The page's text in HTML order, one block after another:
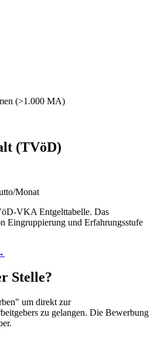
(>1.000 MA)
(TVöD)
Monat
VKA Entgelttabelle. Das
Eingruppierung und Erfahrungsstufe
Stelle?
um direkt zur
zu gelangen. Die Bewerbung